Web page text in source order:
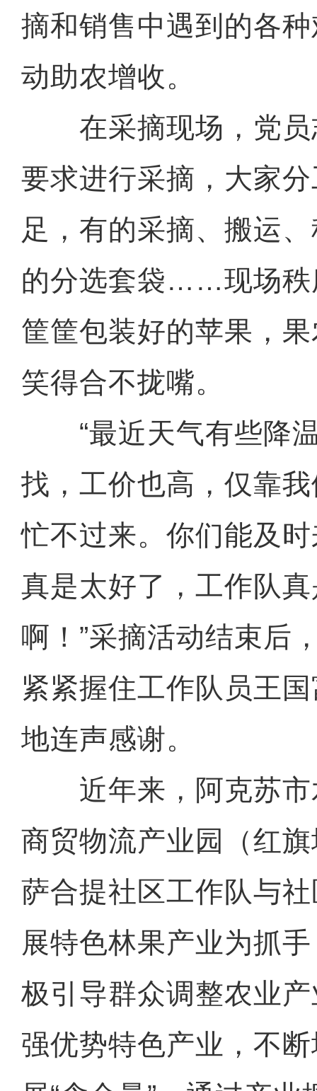
摘和销售中遇到的各
动助农增收。
在采摘现场，党员
要求进行采摘，大家
足，有的采摘、搬运
的分选套袋……现场秩
筐筐包装好的苹果，
笑得合不拢嘴。
“最近天气有些降温
找，工价也高，仅靠
忙不过来。你们能及
真是太好了，工作队
啊！”采摘活动结束后
紧紧握住工作队员王
地连声感谢。
近年来，阿克苏市
商贸物流产业园（红
萨合提社区工作队与社
展特色林果产业为抓
极引导群众调整农业
强优势特色产业，不